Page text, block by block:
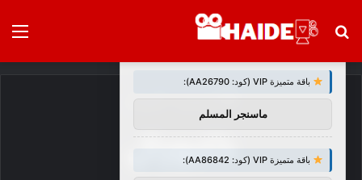
بحث
الرئيسية/كابورال
كابورال
توصيات :
باقة متميزة VIP (كود: AA26790):
ماسنجر المسلم
باقة متميزة VIP (كود: AA86842):